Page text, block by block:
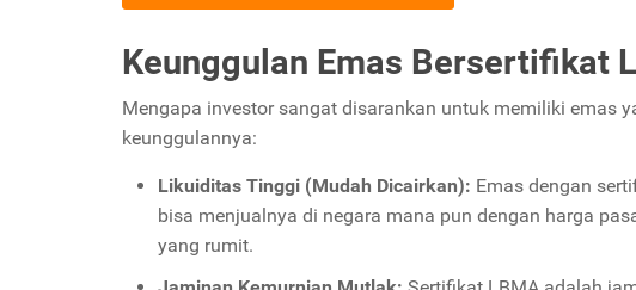
Keunggulan Emas Bersertifikat
Mengapa investor sangat disarankan untuk memiliki emas
keunggulannya:
Likuiditas Tinggi (Mudah Dicairkan): Emas dengan
bisa menjualnya di negara mana pun dengan harga
yang rumit.